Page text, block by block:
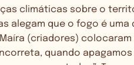
climáticas sobre o
alegam que o fogo é uma
(criadores)
quando